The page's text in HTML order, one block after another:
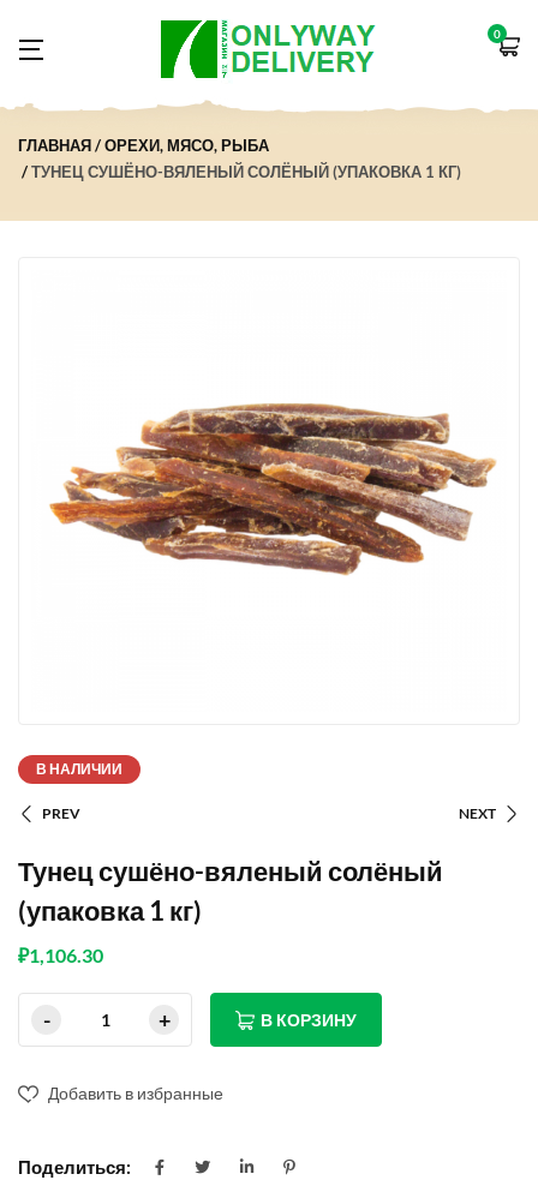
0
ГЛАВНАЯ
ОРЕХИ, МЯСО, РЫБА
ТУНЕЦ СУШЁНО-ВЯЛЕНЫЙ СОЛЁНЫЙ (УПАКОВКА 1 КГ)
В НАЛИЧИИ
PREV NEXT
Тунец сушёно-вяленый солёный
(упаковка 1 кг)
₽1,106.30
В КОРЗИНУ
Добавить в избранные
Поделиться: